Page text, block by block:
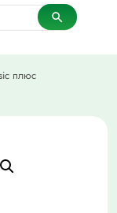
плюс